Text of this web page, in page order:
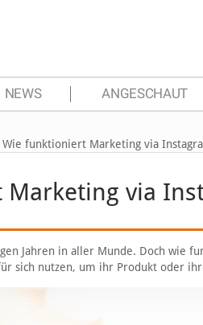
NEWS ANGESCHAUT
Wie funktioniert Marketing via
via
Jahren in aller Munde. Doch wie
sich nutzen, um ihr Produkt oder